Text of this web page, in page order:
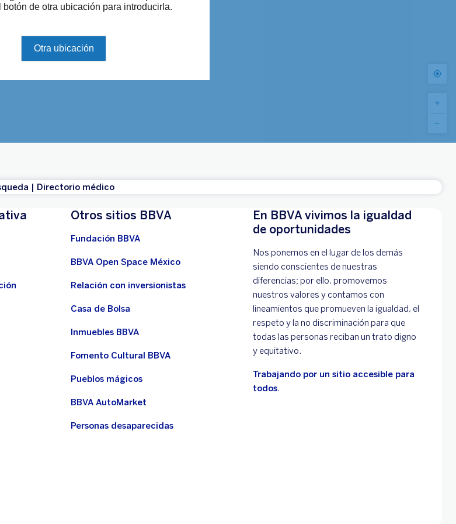
| Directorio médico
Otros sitios BBVA
Fundación BBVA
BBVA Open Space México
Relación con inversionistas
Casa de Bolsa
Inmuebles BBVA
Fomento Cultural BBVA
Pueblos mágicos
BBVA AutoMarket
Personas desaparecidas
En BBVA vivimos la igualdad
de oportunidades
Nos ponemos en el lugar de los demás
siendo conscientes de nuestras
diferencias; por ello, promovemos
nuestros valores y contamos con
lineamientos que promueven la igualdad, el
respeto y la no discriminación para que
todas las personas reciban un trato digno
y equitativo.
Trabajando por un sitio accesible para
todos.